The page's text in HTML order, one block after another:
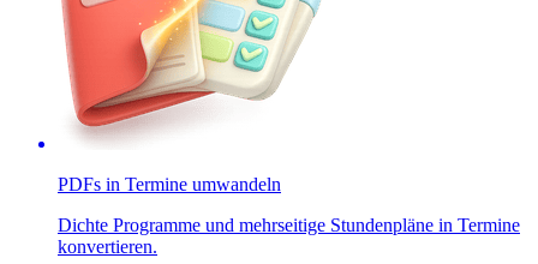
PDFs in Termine umwandeln
Dichte Programme und mehrseitige Stundenpläne in Termine
konvertieren.